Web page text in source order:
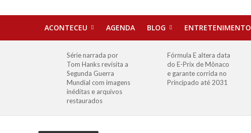
ACONTECEU AGENDA BLOG ENTRETENIMENTO
Série narrada por
Tom Hanks revisita a
Segunda Guerra
Mundial com imagens
inéditas e arquivos
restaurados
Fórmula E altera data
do E-Prix de Mônaco
e garante corrida no
Principado até 2031